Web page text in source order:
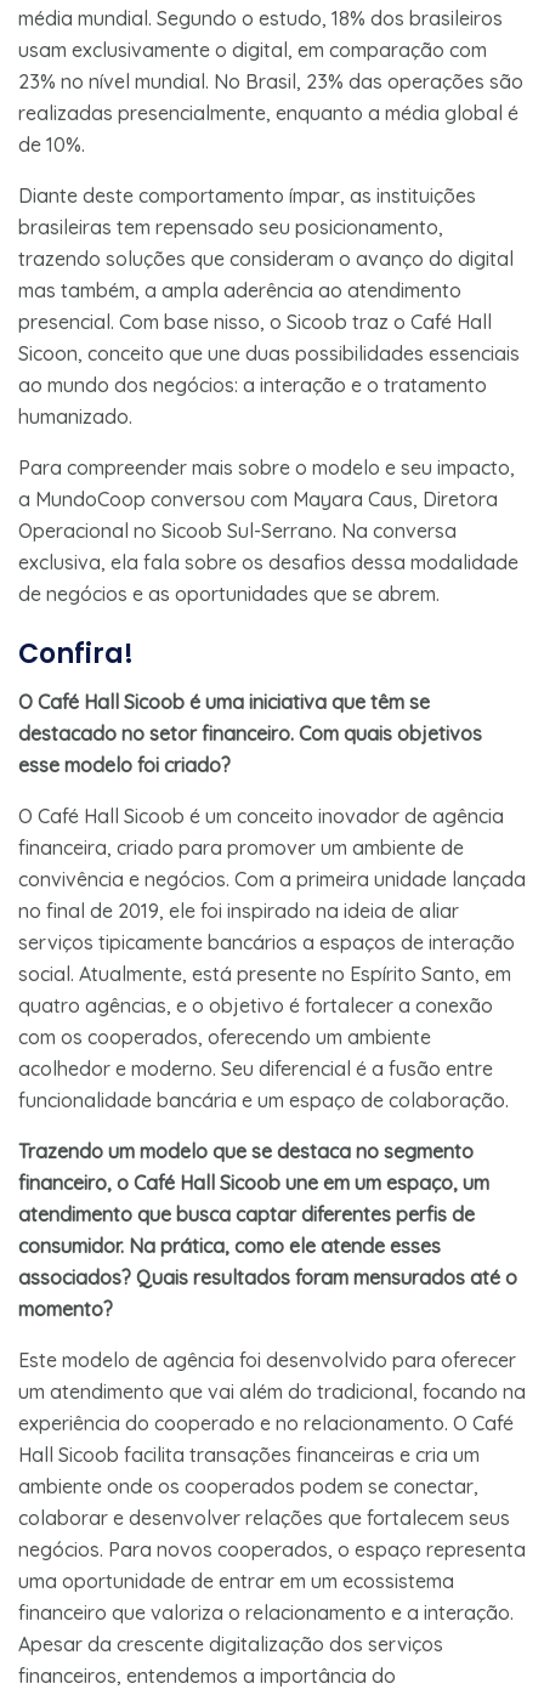
média mundial. Segundo o estudo, 18% dos brasileiros
usam exclusivamente o digital, em comparação com
23% no nível mundial. No Brasil, 23% das operações são
realizadas presencialmente, enquanto a média global é
de 10%.
Diante deste comportamento ímpar, as instituições
brasileiras tem repensado seu posicionamento,
trazendo soluções que consideram o avanço do digital
mas também, a ampla aderência ao atendimento
presencial. Com base nisso, o Sicoob traz o Café Hall
Sicoon, conceito que une duas possibilidades essenciais
ao mundo dos negócios: a interação e o tratamento
humanizado.
Para compreender mais sobre o modelo e seu impacto,
a MundoCoop conversou com Mayara Caus, Diretora
Operacional no Sicoob Sul-Serrano. Na conversa
exclusiva, ela fala sobre os desafios dessa modalidade
de negócios e as oportunidades que se abrem.
Confira!
O Café Hall Sicoob é uma iniciativa que têm se
destacado no setor financeiro. Com quais objetivos
esse modelo foi criado?
O Café Hall Sicoob é um conceito inovador de agência
financeira, criado para promover um ambiente de
convivência e negócios. Com a primeira unidade lançada
no final de 2019, ele foi inspirado na ideia de aliar
serviços tipicamente bancários a espaços de interação
social. Atualmente, está presente no Espírito Santo, em
quatro agências, e o objetivo é fortalecer a conexão
com os cooperados, oferecendo um ambiente
acolhedor e moderno. Seu diferencial é a fusão entre
funcionalidade bancária e um espaço de colaboração.
Trazendo um modelo que se destaca no segmento
financeiro, o Café Hall Sicoob une em um espaço, um
atendimento que busca captar diferentes perfis de
consumidor. Na prática, como ele atende esses
associados? Quais resultados foram mensurados até o
momento?
Este modelo de agência foi desenvolvido para oferecer
um atendimento que vai além do tradicional, focando na
experiência do cooperado e no relacionamento. O Café
Hall Sicoob facilita transações financeiras e cria um
ambiente onde os cooperados podem se conectar,
colaborar e desenvolver relações que fortalecem seus
negócios. Para novos cooperados, o espaço representa
uma oportunidade de entrar em um ecossistema
financeiro que valoriza o relacionamento e a interação.
Apesar da crescente digitalização dos serviços
financeiros, entendemos a importância do